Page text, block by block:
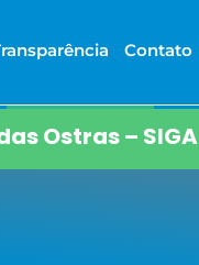
Contato
Ostras – SIGA